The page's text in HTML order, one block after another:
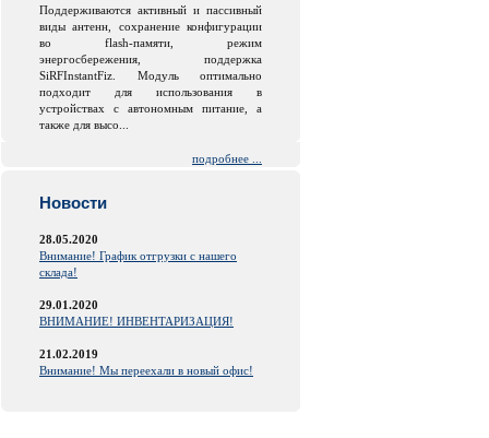
Поддерживаются активный и пассивный
виды антенн, сохранение конфигурации
во flash-памяти, режим
энергосбережения, поддержка
SiRFInstantFiz. Модуль оптимально
подходит для использования в
устройствах с автономным питание, а
также для высо...
подробнее ...
Новости
28.05.2020
Внимание! График отгрузки с нашего
склада!
29.01.2020
ВНИМАНИЕ! ИНВЕНТАРИЗАЦИЯ!
21.02.2019
Внимание! Мы переехали в новый офис!